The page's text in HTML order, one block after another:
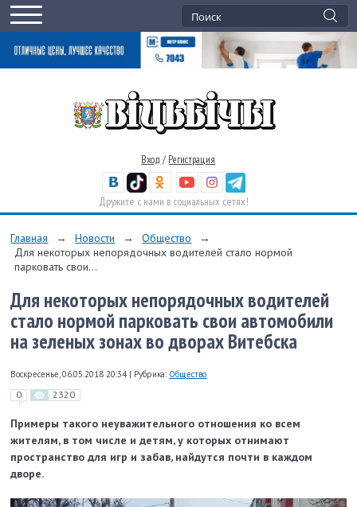
Вход / Регистрация
Дружите с нами в социальных сетях!
Главная → Новости → Общество
→
Для некоторых непорядочных водителей стало нормой
парковать свои...
Для некоторых непорядочных водителей
стало нормой парковать свои автомобили
на зеленых зонах во дворах Витебска
Воскресенье, 06.05.2018 20:34 | Рубрика: Общество
0 2320
Примеры такого неуважительного отношения ко всем
жителям, в том числе и детям, у которых отнимают
пространство для игр и забав, найдутся почти в каждом
дворе.